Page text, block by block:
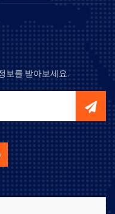
보를 받아보세요.